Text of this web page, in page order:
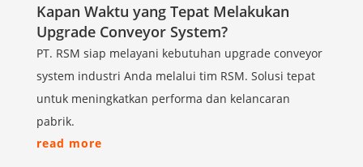
Kapan Waktu yang Tepat Melakukan
Upgrade Conveyor System?
PT. RSM siap melayani kebutuhan upgrade conveyor
system industri Anda melalui tim RSM. Solusi tepat
untuk meningkatkan performa dan kelancaran
pabrik.
read more